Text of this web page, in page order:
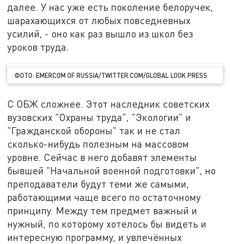
далее. У нас уже есть поколение белоручек,
шарахающихся от любых повседневных
усилий, - оно как раз вышло из школ без
уроков труда.
ФОТО: EMERCOM OF RUSSIA/TWITTER.COM/GLOBAL LOOK PRESS
С ОБЖ сложнее. Этот наследник советских
вузовских "Охраны труда", "Экологии" и
"Гражданской обороны" так и не стал
сколько-нибудь полезным на массовом
уровне. Сейчас в него добавят элементы
бывшей "Начальной военной подготовки", но
преподаватели будут теми же самыми,
работающими чаще всего по остаточному
принципу. Между тем предмет важный и
нужный, по которому хотелось бы видеть и
интересную программу, и увлечённых